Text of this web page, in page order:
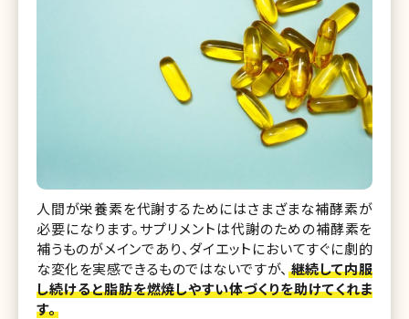
人間が栄養素を代謝するためにはさまざまな補酵素が
必要になります。サプリメントは代謝のための補酵素を
補うものがメインであり、ダイエットにおいてすぐに劇的
な変化を実感できるものではないですが、 継続して内服
し続けると脂肪を燃焼しやすい体づくりを助けてくれま
す。